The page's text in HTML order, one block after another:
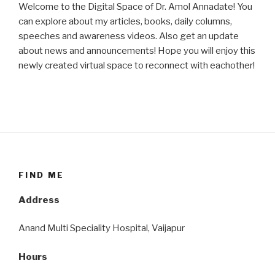
Welcome to the Digital Space of Dr. Amol Annadate! You
can explore about my articles, books, daily columns,
speeches and awareness videos. Also get an update
about news and announcements! Hope you will enjoy this
newly created virtual space to reconnect with eachother!
FIND ME
Address
Anand Multi Speciality Hospital, Vaijapur
Hours